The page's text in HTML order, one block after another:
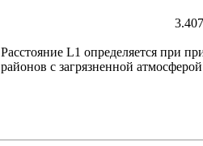
Расстояние L1 определяется при
районов с загрязненной